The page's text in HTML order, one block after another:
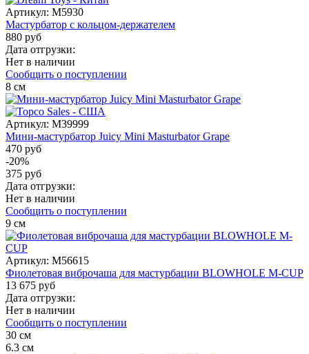
Артикул: M5930
Мастурбатор с кольцом-держателем
880 руб
Дата отгрузки:
Нет в наличии
Сообщить о поступлении
8 см
Артикул: M39999
Мини-мастурбатор Juicy Mini Masturbator Grape
470 руб
-20%
375 руб
Дата отгрузки:
Нет в наличии
Сообщить о поступлении
9 см
Артикул: M56615
Фиолетовая виброчаша для мастурбации BLOWHOLE M-CUP
13 675 руб
Дата отгрузки:
Нет в наличии
Сообщить о поступлении
30 см
6.3 см